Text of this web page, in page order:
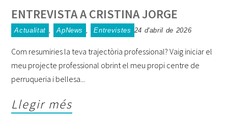
ENTREVISTA A CRISTINA JORGE
Actualitat , ApNews , Entrevistes 24 d'abril de 2026
Com resumiries la teva trajectòria professional? Vaig iniciar el
meu projecte professional obrint el meu propi centre de
perruqueria i bellesa
Llegir més